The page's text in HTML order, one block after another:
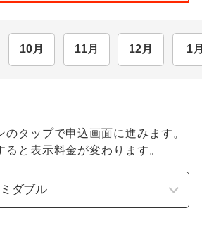
10月 11月 12月 1
のタップで申込画面に進みます。
と表示料金が変わります。